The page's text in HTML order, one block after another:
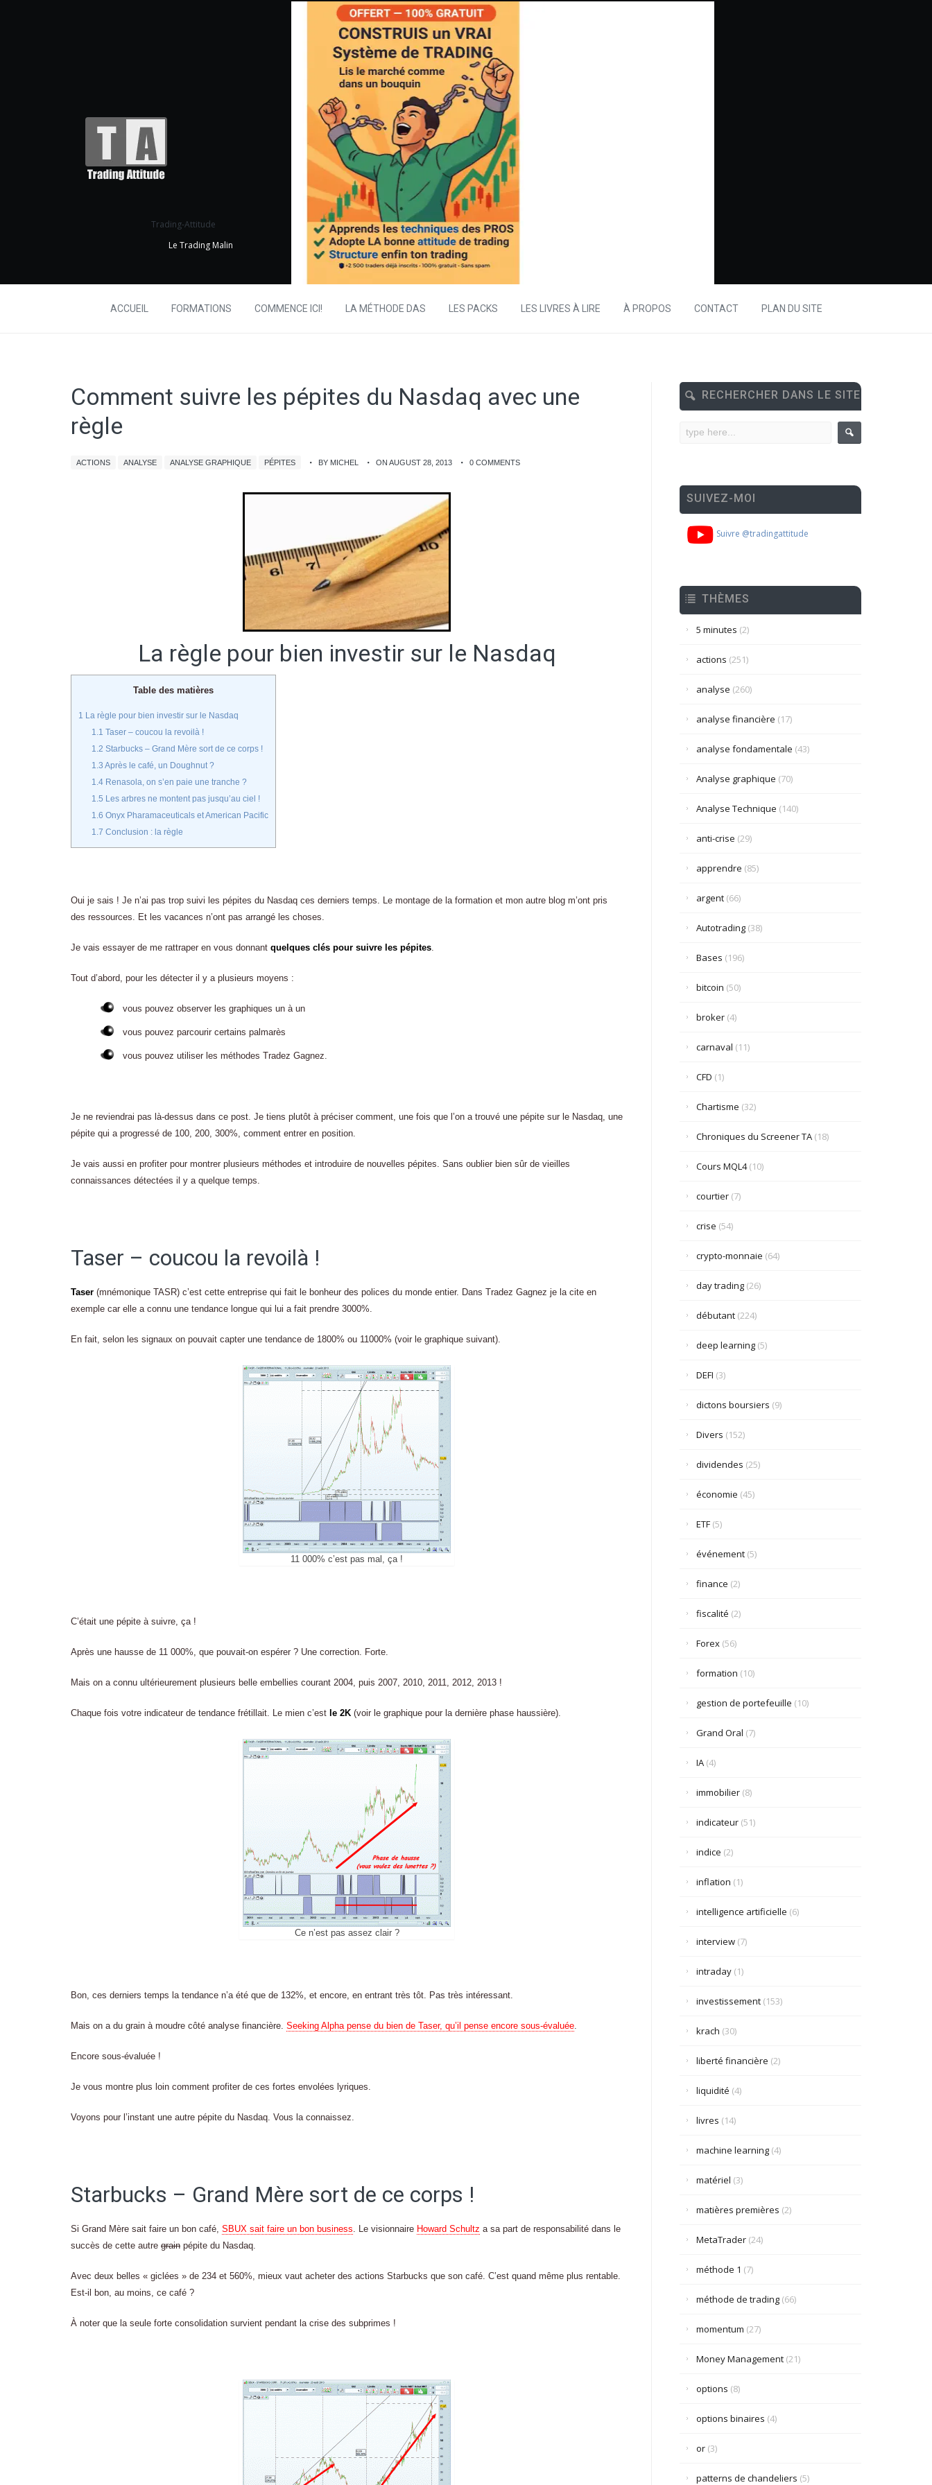
Trading-Attitude
Le Trading Malin
ACCUEIL FORMATIONS COMMENCE ICI! LA MÉTHODE DAS LES PACKS LES LIVRES À LIRE À PROPOS CONTACT PLAN DU SITE
Comment suivre les pépites du Nasdaq avec une
règle
ACTIONS ANALYSE ANALYSE GRAPHIQUE PÉPITES BY MICHEL ON AUGUST 28, 2013 0 COMMENTS
La règle pour bien investir sur le Nasdaq
Table des matières
1 La règle pour bien investir sur le Nasdaq
1.1 Taser – coucou la revoilà !
1.2 Starbucks – Grand Mère sort de ce corps !
1.3 Après le café, un Doughnut ?
1.4Renasola, on s’en paie une tranche ?
1.5 Les arbres ne montent pas jusqu’au ciel !
1.6 Onyx Pharamaceuticals et American Pacific
1.7 Conclusion : la règle
Oui je sais ! Je n’ai pas trop suivi les pépites du Nasdaq ces derniers temps. Le montage de la formation et mon autre blog m’ont pris
des ressources. Et les vacances n’ont pas arrangé les choses.
Je vais essayer de me rattraper en vous donnant quelques clés pour suivre les pépites.
Tout d’abord, pour les détecter il y a plusieurs moyens :
vous pouvez observer les graphiques un à un
vous pouvez parcourir certains palmarès
vous pouvez utiliser les méthodes Tradez Gagnez.
Je ne reviendrai pas là-dessus dans ce post. Je tiens plutôt à préciser comment, une fois que l’on a trouvé une pépite sur le Nasdaq, une
pépite qui a progressé de 100, 200, 300%, comment entrer en position.
Je vais aussi en profiter pour montrer plusieurs méthodes et introduire de nouvelles pépites. Sans oublier bien sûr de vieilles
connaissances détectées il y a quelque temps.
Taser – coucou la revoilà !
Taser (mnémonique TASR) c’est cette entreprise qui fait le bonheur des polices du monde entier. Dans Tradez Gagnez je la cite en
exemple car elle a connu une tendance longue qui lui a fait prendre 3000%.
En fait, selon les signaux on pouvait capter une tendance de 1800% ou 11000% (voir le graphique suivant).
11 000% c’est pas mal, ça !
C’était une pépite à suivre, ça !
Après une hausse de 11 000%, que pouvait-on espérer ? Une correction. Forte.
Mais on a connu ultérieurement plusieurs belle embellies courant 2004, puis 2007, 2010, 2011, 2012, 2013 !
Chaque fois votre indicateur de tendance frétillait. Le mien c’est le 2K (voir le graphique pour la dernière phase haussière).
Ce n’est pas assez clair ?
Bon, ces derniers temps la tendance n’a été que de 132%, et encore, en entrant très tôt. Pas très intéressant.
Mais on a du grain à moudre côté analyse financière. Seeking Alpha pense du bien de Taser, qu’il pense encore sous-évaluée.
Encore sous-évaluée !
Je vous montre plus loin comment profiter de ces fortes envolées lyriques.
Voyons pour l’instant une autre pépite du Nasdaq. Vous la connaissez.
Starbucks – Grand Mère sort de ce corps !
Si Grand Mère sait faire un bon café, SBUX sait faire un bon business. Le visionnaire Howard Schultz a sa part de responsabilité dans le
succès de cette autre grain pépite du Nasdaq.
Avec deux belles « giclées » de 234 et 560%, mieux vaut acheter des actions Starbucks que son café. C’est quand même plus rentable.
Est-il bon, au moins, ce café ?
À noter que la seule forte consolidation survient pendant la crise des subprimes !
RECHERCHER DANS LE SITE
SUIVEZ-MOI
Suivre @tradingattitude
THÈMES
5 minutes (2)
actions (251)
analyse (260)
analyse financière (17)
analyse fondamentale (43)
Analyse graphique (70)
Analyse Technique (140)
anti-crise (29)
apprendre (85)
argent(66)
Autotrading(38)
Bases (196)
bitcoin (50)
broker(4)
carnaval (11)
CFD (1)
Chartisme (32)
Chroniques du Screener TA(18)
Cours MQL4(10)
courtier(7)
crise (54)
crypto-monnaie (64)
day trading(26)
débutant(224)
deep learning(5)
DEFI (3)
dictons boursiers (9)
Divers (152)
dividendes (25)
économie (45)
ETF(5)
événement(5)
finance (2)
fiscalité (2)
Forex(56)
formation (10)
gestion de portefeuille (10)
Grand Oral (7)
IA(4)
immobilier(8)
indicateur(51)
indice (2)
inflation (1)
intelligence artificielle (6)
interview(7)
intraday(1)
investissement(153)
krach (30)
liberté financière (2)
liquidité (4)
livres (14)
machine learning(4)
matériel (3)
matières premières (2)
MetaTrader(24)
méthode 1 (7)
méthode de trading(66)
momentum (27)
Money Management(21)
options (8)
options binaires (4)
or(3)
patterns de chandeliers (5)